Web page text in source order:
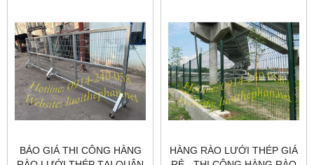
BÁO GIÁ THI CÔNG HÀNG
HÀNG RÀO LƯỚI THÉP GIÁ